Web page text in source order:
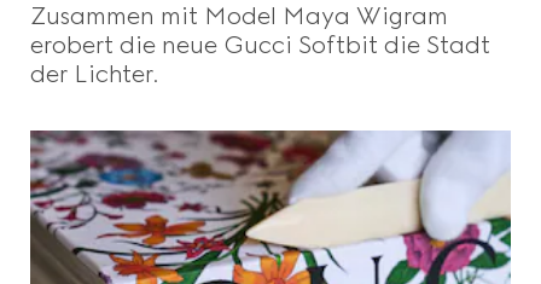
Zusammen mit Model Maya Wigram
erobert die neue Gucci Softbit die Stadt
der Lichter.